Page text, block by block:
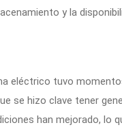
y la
eléctrico tuvo
se hizo clave tener
han mejorado, lo